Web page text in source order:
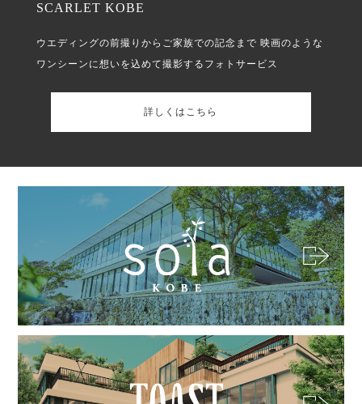
SCARLET KOBE
ウエディングの前撮りからご家族での記念まで 映画のような
ワンシーンに想いを込めて撮影するフォトサービス
詳しくはこちら